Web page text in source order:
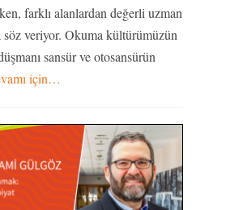
farklı alanlardan değerli uzman
söz veriyor. Okuma kültürümüzün
sansür ve otosansürün
için…